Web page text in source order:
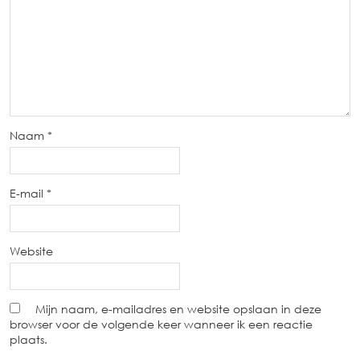
Naam *
E-mail *
Website
Mijn naam, e-mailadres en website opslaan in deze
browser voor de volgende keer wanneer ik een reactie
plaats.